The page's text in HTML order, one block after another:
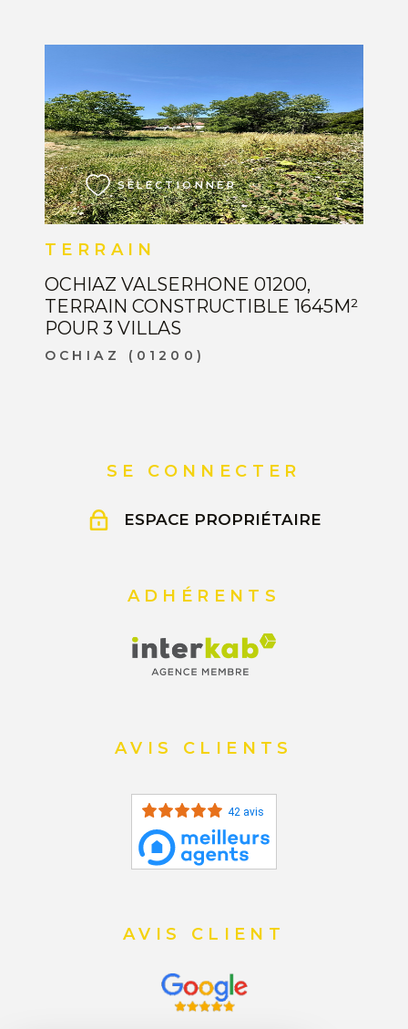
TERRAIN
OCHIAZ VALSERHONE 01200,
TERRAIN CONSTRUCTIBLE 1645M²
POUR 3 VILLAS
OCHIAZ (01200)
SÉLECTIONNER
VOIR LE BIEN
SE CONNECTER
ESPACE PROPRIÉTAIRE
ADHÉRENTS
AVIS CLIENTS
42 avis
AVIS CLIENT